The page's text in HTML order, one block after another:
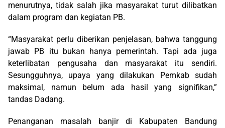
menurutnya, tidak salah jika masyarakat turut dilibatkan
dalam program dan kegiatan PB.
“Masyarakat perlu diberikan penjelasan, bahwa tanggung
jawab PB itu bukan hanya pemerintah. Tapi ada juga
keterlibatan pengusaha dan masyarakat itu sendiri.
Sesungguhnya, upaya yang dilakukan Pemkab sudah
maksimal, namun belum ada hasil yang signifikan,”
tandas Dadang.
Penanganan masalah banjir di Kabupaten Bandung